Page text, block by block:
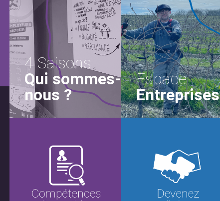
4 Saisons
Qui sommes-
nous ?
Espace
Entreprises